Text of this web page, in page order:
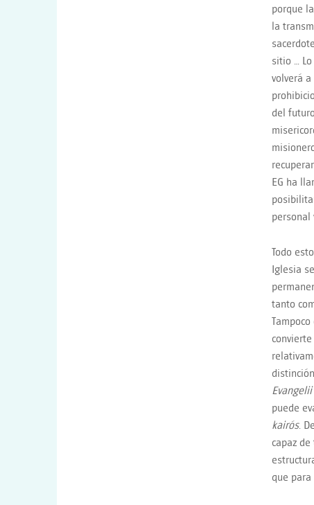
porque
la
sitio …
volverá
del
EG ha
personal
Todo
Iglesia
tanto
puede
kairós.
capaz
que para